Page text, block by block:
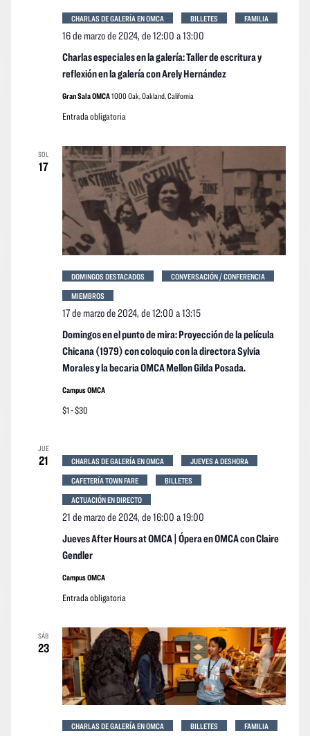
Charlas especiales en la galería: Taller de escritura y
reflexión en la galería con Arely Hernández
16 de marzo de 2024, de 12:00 a13:00
CHARLAS DE GALERÍA EN OMCA BILLETES FAMILIA
Gran Sala OMCA1000 Oak, Oakland, California
Entrada obligatoria
SOL
17
Domingos en el punto de mira: Proyección de la película
Chicana (1979) con coloquio con la directora Sylvia
Morales y la becaria OMCA Mellon Gilda Posada.
17 de marzo de 2024, de 12:00 a13:15
DOMINGOS DESTACADOS
CONVERSACIÓN / CONFERENCIA
MIEMBROS
Campus OMCA
$1 - $30
JUE
21
Jueves After Hours at OMCA | Ópera en OMCA con Claire
Gendler
21 de marzo de 2024, de 16:00 a19:00
CHARLAS DE GALERÍA EN OMCA
JUEVES A DESHORA
CAFETERÍA TOWN FARE
BILLETES
ACTUACIÓN EN DIRECTO
Campus OMCA
Entrada obligatoria
SÁB
23
CHARLAS DE GALERÍA EN OMCA BILLETES FAMILIA